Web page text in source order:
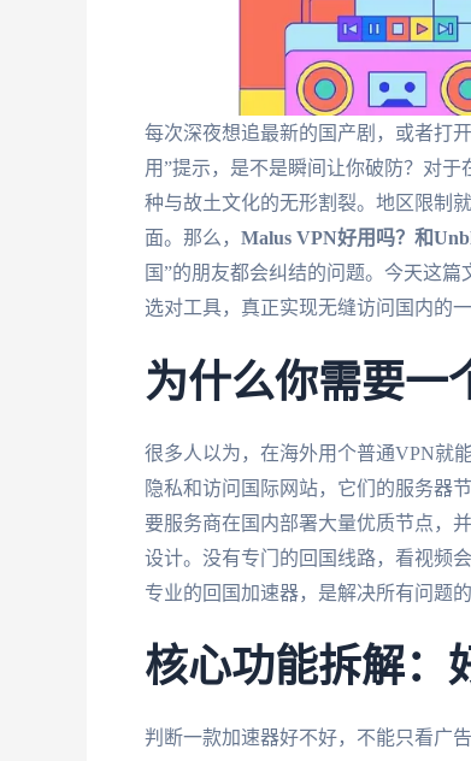
每次深夜想追最新的国产剧，或者打
用”提示，是不是瞬间让你破防？对
种与故土文化的无形割裂。地区限制
面。那么， Malus VPN好用吗？和
国”的朋友都会纠结的问题。今天这
选对工具，真正实现无缝访问国内的
为什么你需要一
很多人以为，在海外用个普通VPN就
隐私和访问国际网站，它们的服务
要服务商在国内部署大量优质节点，
设计。没有专门的回国线路，看视频
专业的回国加速器，是解决所有问题的
核心功能拆解：
判断一款加速器好不好，不能只看广